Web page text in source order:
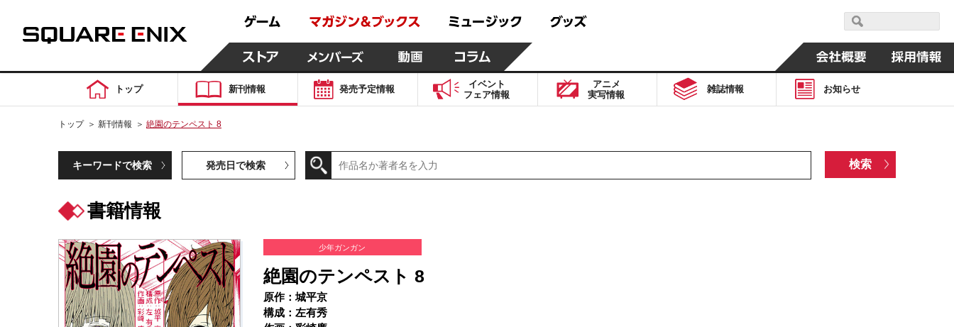
トップ 新刊情報 発売予定情報
イベント
フェア情報
アニメ
実写情報
雑誌情報 お知らせ
トップ ＞ 新刊情報 ＞ 絶園のテンペスト 8
キーワードで検索 発売日で検索
書籍情報
少年ガンガン
絶園のテンペスト 8
原作：城平京
構成：左有秀